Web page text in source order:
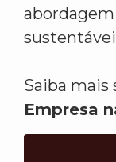
Saiba mais
Empresa